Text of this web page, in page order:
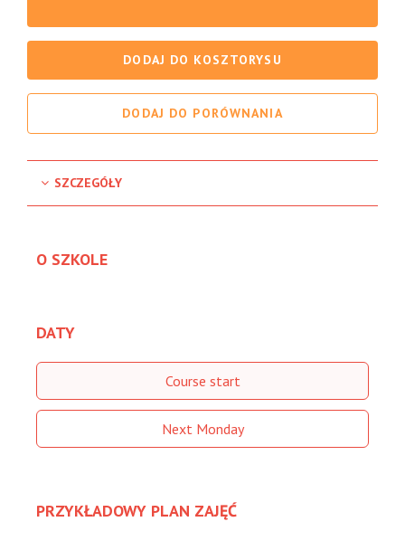
DODAJ DO KOSZTORYSU
DODAJ DO PORÓWNANIA
SZCZEGÓŁY
O SZKOLE
DATY
Course start
Next Monday
PRZYKŁADOWY PLAN ZAJĘĆ